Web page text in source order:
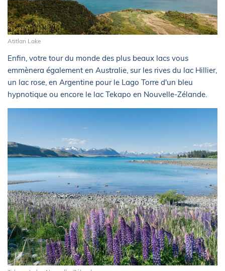
Atitlan Lake
Enfin, votre tour du monde des plus beaux lacs vous
emmènera également en Australie, sur les rives du lac Hillier,
un lac rose, en Argentine pour le Lago Torre d'un bleu
hypnotique ou encore le lac Tekapo en Nouvelle-Zélande.